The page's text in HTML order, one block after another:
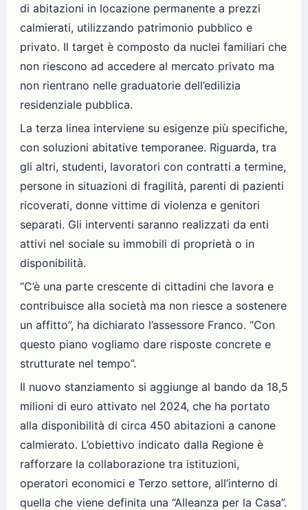
di abitazioni in locazione permanente a prezzi
calmierati, utilizzando patrimonio pubblico e
privato. Il target è composto da nuclei familiari che
non riescono ad accedere al mercato privato ma
non rientrano nelle graduatorie dell’edilizia
residenziale pubblica.
La terza linea interviene su esigenze più specifiche,
con soluzioni abitative temporanee. Riguarda, tra
gli altri, studenti, lavoratori con contratti a termine,
persone in situazioni di fragilità, parenti di pazienti
ricoverati, donne vittime di violenza e genitori
separati. Gli interventi saranno realizzati da enti
attivi nel sociale su immobili di proprietà o in
disponibilità.
“C’è una parte crescente di cittadini che lavora e
contribuisce alla società ma non riesce a sostenere
un affitto”, ha dichiarato l’assessore Franco. “Con
questo piano vogliamo dare risposte concrete e
strutturate nel tempo”.
Il nuovo stanziamento si aggiunge al bando da 18,5
milioni di euro attivato nel 2024, che ha portato
alla disponibilità di circa 450 abitazioni a canone
calmierato. L’obiettivo indicato dalla Regione è
rafforzare la collaborazione tra istituzioni,
operatori economici e Terzo settore, all’interno di
quella che viene definita una “Alleanza per la Casa”.